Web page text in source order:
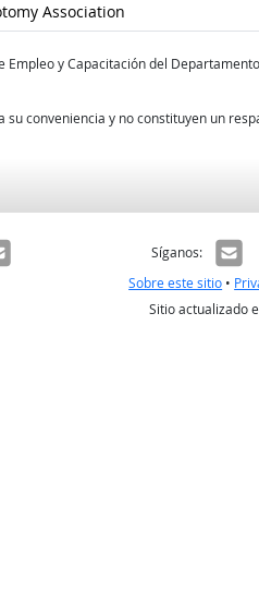
Association
y Capacitación del
conveniencia y no constituyen un
electrónico
Síganos:
Sobre este sitio •
Sitio actualizado